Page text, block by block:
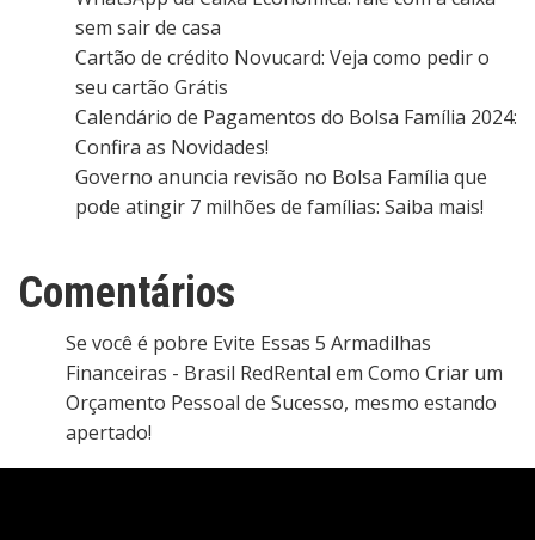
sem sair de casa
Cartão de crédito Novucard: Veja como pedir o
seu cartão Grátis
Calendário de Pagamentos do Bolsa Família 2024:
Confira as Novidades!
Governo anuncia revisão no Bolsa Família que
pode atingir 7 milhões de famílias: Saiba mais!
Comentários
Se você é pobre Evite Essas 5 Armadilhas
Financeiras - Brasil RedRental em Como Criar um
Orçamento Pessoal de Sucesso, mesmo estando
apertado!